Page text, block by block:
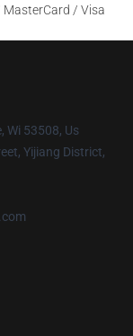
MasterCard / Visa
Wi 53508, Us
Yijiang District,